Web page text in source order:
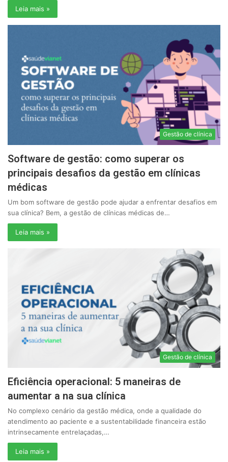
Leia mais »
Gestão de clínica
Software de gestão: como superar os
principais desafios da gestão em clínicas
médicas
Um bom software de gestão pode ajudar a enfrentar desafios em
sua clínica? Bem, a gestão de clínicas médicas de…
Leia mais »
Gestão de clínica
Eficiência operacional: 5 maneiras de
aumentar a na sua clínica
No complexo cenário da gestão médica, onde a qualidade do
atendimento ao paciente e a sustentabilidade financeira estão
intrinsecamente entrelaçadas,…
Leia mais »